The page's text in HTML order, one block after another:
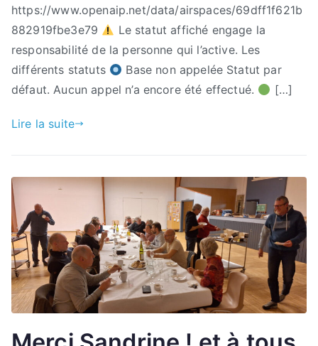
https://www.openaip.net/data/airspaces/69dff1f621b
882919fbe3e79
Le statut affiché engage la
responsabilité de la personne qui l’active. Les
différents statuts
Base non appelée Statut par
défaut. Aucun appel n’a encore été effectué.
[…]
Lire la suite